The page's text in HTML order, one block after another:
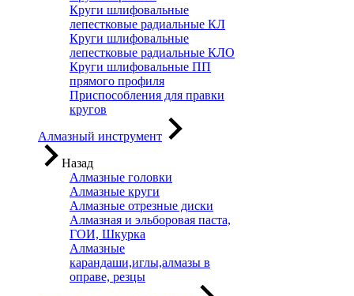
Круги шлифовальные
лепестковые радиальные КЛ
Круги шлифовальные
лепестковые радиальные КЛО
Круги шлифовальные ПП
прямого профиля
Приспособления для правки
кругов
Алмазный инструмент
Назад
Алмазные головки
Алмазные круги
Алмазные отрезные диски
Алмазная и эльборовая паста,
ГОИ, Шкурка
Алмазные
карандаши,иглы,алмазы в
оправе, резцы